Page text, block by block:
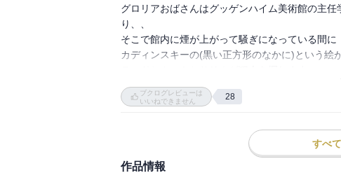
テッドとカットとサリムのトリオがそれぞれの
クワクした。
その過程で明らかになる登場人物たちそれぞれの
子どもを守ることと、信じて任せることの間で揺
テッドだからこそ、見抜けた真実。
違いは、その人だけの価値になる。
グロリアおばさんはグッゲンハイム美術館の主
り、、
そこで館内に煙が上がって騒ぎになっている間に
カディンスキーの(黒い正方形のなかに)という絵
テッドが犯人を導く過程がとても面白いです♪
前作よりも彼らが成長している様子も良いです。
から数か月後に癌で亡くなってしまったため
別の作家さんが、グッゲンハイム美術館を舞台
以外は新しい作家さんが作り上げた作品です。
ブクログレビューは
いいねできません
28
すべ
作品情報